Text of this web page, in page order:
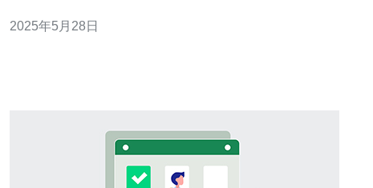
很高的声誉。 阿里云服务器香港ecs采用先进的硬件设备
2025年5月28日